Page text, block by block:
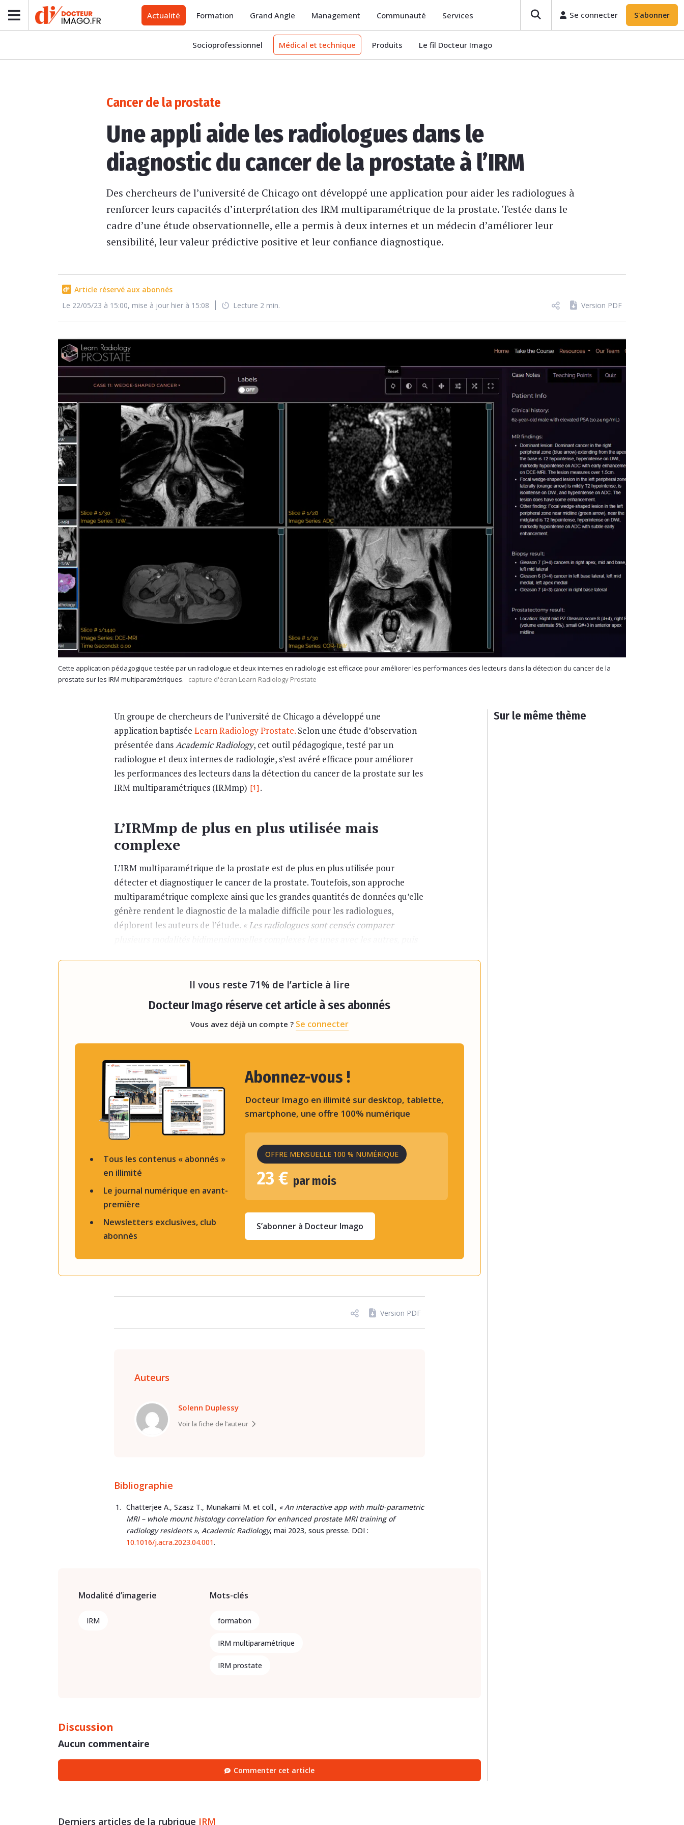
Actualité Formation Grand Angle Management Communauté Services Se connecter S'abonner
Socioprofessionnel Médical et technique Produits Le fil Docteur Imago
Cancer de la prostate
Une appli aide les radiologues dans le
diagnostic du cancer de la prostate à l’IRM
Des chercheurs de l’université de Chicago ont développé une application pour aider les radiologues à
renforcer leurs capacités d’interprétation des IRM multiparamétrique de la prostate. Testée dans le
cadre d’une étude observationnelle, elle a permis à deux internes et un médecin d’améliorer leur
sensibilité, leur valeur prédictive positive et leur confiance diagnostique.
Article réservé aux abonnés
Le 22/05/23 à 15:00, mise à jour hier à 15:08
Lecture 2 min. Version PDF
Cette application pédagogique testée par un radiologue et deux internes en radiologie est efficace pour améliorer les performances des lecteurs dans la détection du cancer de la
prostate sur les IRM multiparamétriques.
capture d'écran Learn Radiology Prostate
Un groupe de chercheurs de l’université de Chicago a développé une
application baptisée Learn Radiology Prostate.Selon une étude d’observation
présentée dansAcademic Radiology, cet outil pédagogique, testé par un
radiologue et deux internes de radiologie, s’est avéré efficace pour améliorer
les performances des lecteurs dans la détection du cancer de la prostate sur les
IRM multiparamétriques (IRMmp) [1].
L’IRMmp de plus en plus utilisée mais
complexe
L’IRM multiparamétrique de la prostate est de plus en plus utilisée pour
détecter et diagnostiquer le cancer de la prostate. Toutefois, son approche
multiparamétrique complexe ainsi que les grandes quantités de données qu’elle
génère rendent le diagnostic de la maladie difficile pour les radiologues,
déplorent les auteurs de l’étude. « Les radiologues sont censés comparer
Il vous reste 71% de l’article à lire
Docteur Imago réserve cet article à ses abonnés
Vous avez déjà un compte ? Se connecter
Tous les contenus « abonnés »
en illimité
Le journal numérique en avant-
première
Newsletters exclusives, club
abonnés
Abonnez-vous !
Docteur Imago en illimité sur desktop, tablette,
smartphone, une offre 100% numérique
OFFRE MENSUELLE 100 % NUMÉRIQUE
23 € par mois
S’abonner à Docteur Imago
Version PDF
Auteurs
Solenn Duplessy
Voir la fiche de l’auteur
Bibliographie
Chatterjee A., Szasz T., Munakami M. et coll., « An interactive app with multi-parametric
MRI – whole mount histology correlation for enhanced prostate MRI training of
radiology residents », Academic Radiology, mai 2023, sous presse. DOI :
10.1016/j.acra.2023.04.001.
Modalité d’imagerie
IRM
Mots-clés
formation
IRM multiparamétrique
IRM prostate
Discussion
Aucun commentaire
Commenter cet article
Sur le même thème
Derniers articles de la rubrique IRM